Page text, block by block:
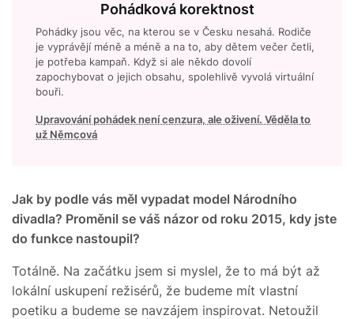
Pohádková korektnost
Pohádky jsou věc, na kterou se v Česku nesahá. Rodiče
je vyprávějí méně a méně a na to, aby dětem večer četli,
je potřeba kampaň. Když si ale někdo dovolí
zapochybovat o jejich obsahu, spolehlivě vyvolá virtuální
bouři.
Upravování pohádek není cenzura, ale oživení. Věděla to
už Němcová
Jak by podle vás měl vypadat model Národního
divadla? Proměnil se váš názor od roku 2015, kdy jste
do funkce nastoupil?
Totálně. Na začátku jsem si myslel, že to má být až
lokální uskupení režisérů, že budeme mít vlastní
poetiku a budeme se navzájem inspirovat. Netoužil